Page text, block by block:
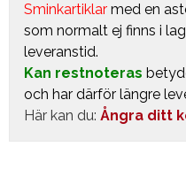
Sminkartiklar med en
som normalt ej finns i
leveranstid.
Kan restnoteras
och har därför längre
Här kan du: Ångra ditt